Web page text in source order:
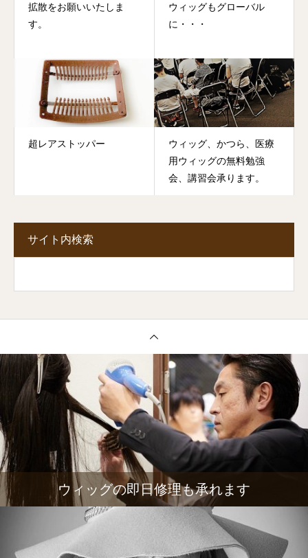
拡散をお願いいたしま
す。
ウィッグもグローバル
に・・・
超レアストッパー
ウィッグ、かつら、医療
用ウィッグの無料勉強
会、講習会承ります。
サイト内検索
ウィッグの即日修理も承れます